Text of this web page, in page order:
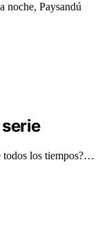
noche, Paysandú
los tiempos?…